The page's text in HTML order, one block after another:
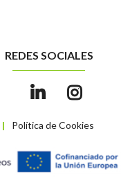
| Política de Cookies
REDES SOCIALES